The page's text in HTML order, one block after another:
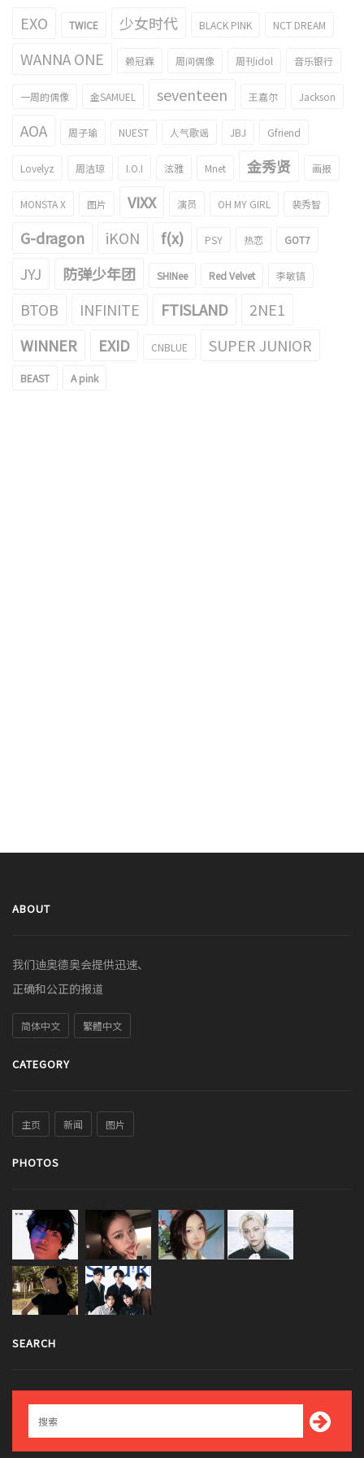
EXO TWICE 少女时代 BLACK PINK NCT DREAM
WANNA ONE 赖冠霖 周间偶像 周刊idol 音乐银行
一周的偶像 金SAMUEL seventeen 王嘉尔 Jackson
AOA 周子瑜 NUEST 人气歌谣 JBJ Gfriend
Lovelyz 周洁琼 I.O.I 泫雅 Mnet 金秀贤 画报
MONSTA X 图片 VIXX 演员 OH MY GIRL 裴秀智
G-dragon iKON f(x) PSY 热恋 GOT7
JYJ 防弹少年团 SHINee Red Velvet 李敏镐
BTOB INFINITE FTISLAND
2NE1
WINNER
EXID CNBLUE SUPER JUNIOR
BEAST A pink
ABOUT
我们迪奥德奥会提供迅速、
正确和公正的报道
简体中文 繁體中文
CATEGORY
主页 新闻 图片
PHOTOS
SEARCH